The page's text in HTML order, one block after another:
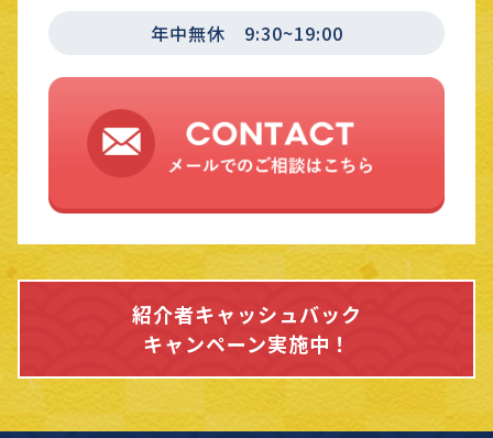
年中無休 9:30~19:00
紹介者キャッシュバック
キャンペーン実施中！